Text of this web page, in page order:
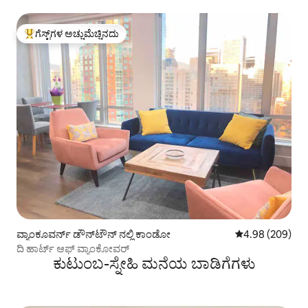
ಗೆಸ್ಟ್‌ಗಳಿಗೆ ಅತಿ ಹೆಚ್ಚು ಅಚ್ಚುಮೆಚ್ಚಿನದು
ಗೆಸ್ಟ್‌ಗಳ ಅಚ್ಚುಮೆಚ್ಚಿನದು
ವ್ಯಾಂಕೂವರ್ನ್ ಡೌನ್‌ಟೌನ್ ನಲ್ಲಿ ಕಾಂಡೋ 5 ರಲ್ಲಿ 4.98
4.98 (209)
ದಿ ಹಾರ್ಟ್ ಆಫ್ ವ್ಯಾಂಕೋವರ್
ಕುಟುಂಬ-ಸ್ನೇಹಿ ಮನೆಯ ಬಾಡಿಗೆಗಳು